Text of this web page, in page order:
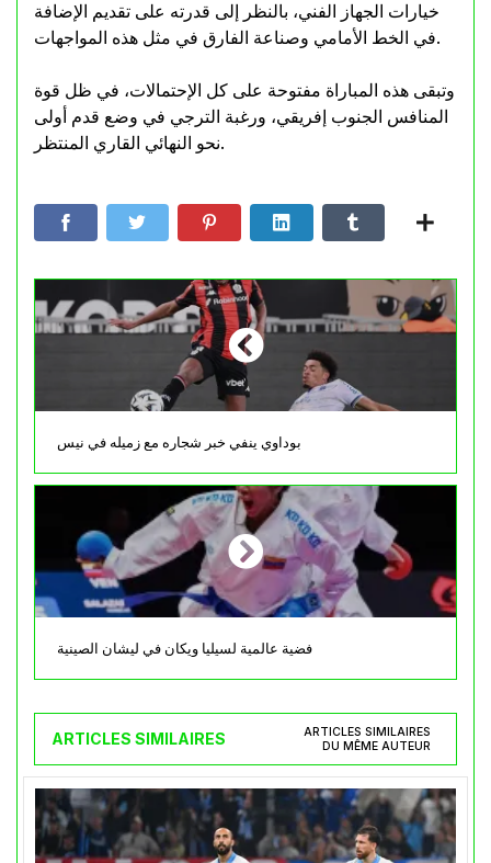
خيارات الجهاز الفني، بالنظر إلى قدرته على تقديم الإضافة
في الخط الأمامي وصناعة الفارق في مثل هذه المواجهات.
وتبقى هذه المباراة مفتوحة على كل الإحتمالات، في ظل قوة
المنافس الجنوب إفريقي، ورغبة الترجي في وضع قدم أولى
نحو النهائي القاري المنتظر.
بوداوي ينفي خبر شجاره مع زميله في نيس
فضية عالمية لسيليا ويكان في ليشان الصينية
ARTICLES SIMILAIRES
ARTICLES SIMILAIRES
DU MÊME AUTEUR